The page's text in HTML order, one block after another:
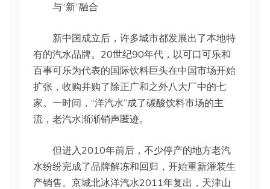
与“新”融合
新中国成立后，许多城市都发展出了本地特
有的汽水品牌。20世纪90年代，以可口可乐和
百事可乐为代表的国际饮料巨头在中国市场开始
扩张，收购并购了除正广和之外八大厂中的七
家。一时间，“洋汽水”成了碳酸饮料市场的主
流，老汽水渐渐销声匿迹。
但进入2010年前后，不少停产的地方老汽
水纷纷完成了品牌解冻和回归，开始重新灌装生
产销售。京城北冰洋汽水2011年复出，天津山